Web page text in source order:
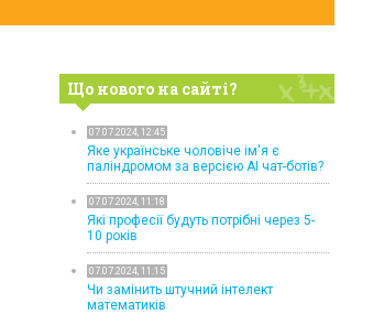
Що нового на сайті?
07.07.2024, 12:45
Яке українське чоловіче ім'я є
паліндромом за версією AI чат-ботів?
07.07.2024, 11:18
Які професії будуть потрібні через 5-
10 років
07.07.2024, 11:15
Чи замінить штучний інтелект
математиків